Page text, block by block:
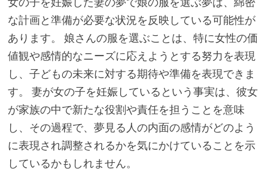
な計画と準備が必要な状況を反映している可能性が
あります。 娘さんの服を選ぶことは、特に女性の価
値観や感情的なニーズに応えようとする努力を表現
し、子どもの未来に対する期待や準備を表現できま
す。 妻が女の子を妊娠しているという事実は、彼女
が家族の中で新たな役割や責任を担うことを意味
し、その過程で、夢見る人の内面の感情がどのよう
に表現され調整されるかを気にかけていることを示
しているかもしれません。